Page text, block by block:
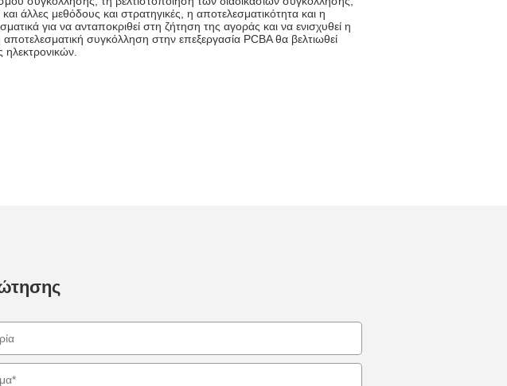
άλλες μεθόδους και στρατηγικές, η αποτελεσματικότητα και η
για να ανταποκριθεί στη ζήτηση της αγοράς και να ενισχυθεί η
συγκόλληση στην επεξεργασία PCBA θα βελτιωθεί